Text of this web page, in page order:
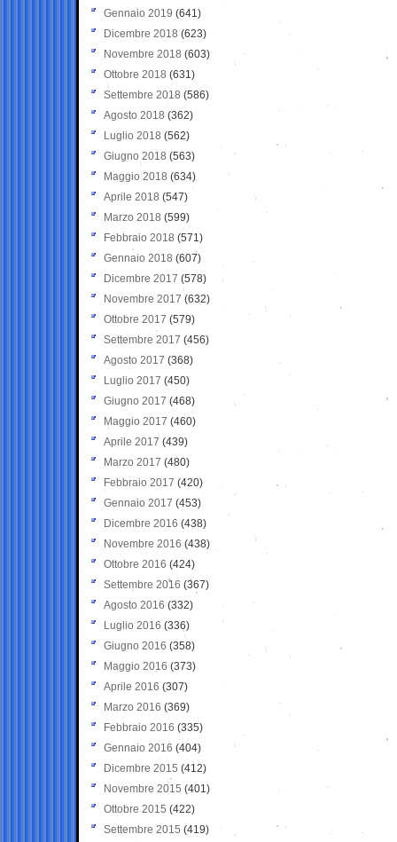
Gennaio 2019 (641)
Dicembre 2018 (623)
Novembre 2018 (603)
Ottobre 2018 (631)
Settembre 2018 (586)
Agosto 2018 (362)
Luglio 2018 (562)
Giugno 2018 (563)
Maggio 2018 (634)
Aprile 2018 (547)
Marzo 2018 (599)
Febbraio 2018 (571)
Gennaio 2018 (607)
Dicembre 2017 (578)
Novembre 2017 (632)
Ottobre 2017 (579)
Settembre 2017 (456)
Agosto 2017 (368)
Luglio 2017 (450)
Giugno 2017 (468)
Maggio 2017 (460)
Aprile 2017 (439)
Marzo 2017 (480)
Febbraio 2017 (420)
Gennaio 2017 (453)
Dicembre 2016 (438)
Novembre 2016 (438)
Ottobre 2016 (424)
Settembre 2016 (367)
Agosto 2016 (332)
Luglio 2016 (336)
Giugno 2016 (358)
Maggio 2016 (373)
Aprile 2016 (307)
Marzo 2016 (369)
Febbraio 2016 (335)
Gennaio 2016 (404)
Dicembre 2015 (412)
Novembre 2015 (401)
Ottobre 2015 (422)
Settembre 2015 (419)